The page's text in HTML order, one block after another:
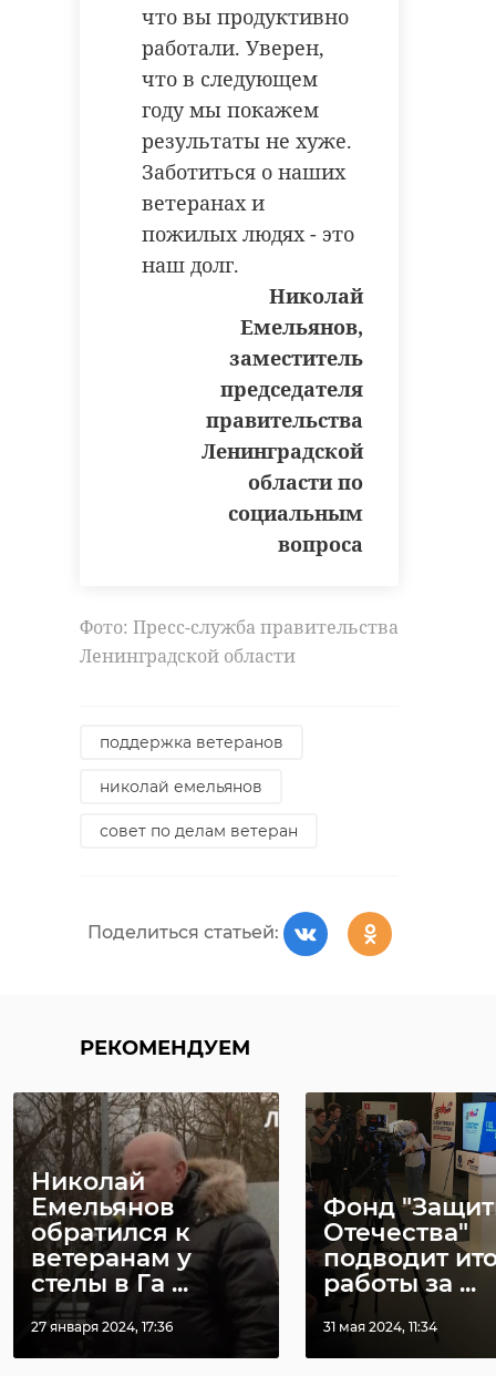
что вы продуктивно
работали. Уверен,
что в следующем
году мы покажем
результаты не хуже.
Заботиться о наших
ветеранах и
пожилых людях - это
наш долг.
Николай
Емельянов,
заместитель
председателя
правительства
Ленинградской
области по
социальным
вопроса
Фото: Пресс-служба правительства
Ленинградской области
поддержка ветеранов
николай емельянов
совет по делам ветеран
Поделиться статьей:
РЕКОМЕНДУЕМ
Николай
Емельянов
обратился к
ветеранам у
стелы в Га ...
27 января 2024, 17:36
Фонд
Отечества"
подводит
работы за ...
31 мая 2024, 11:34